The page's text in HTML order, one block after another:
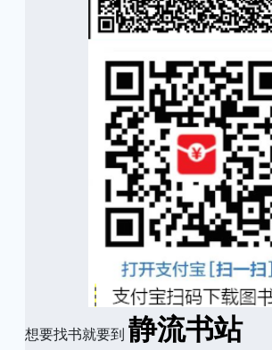
想要找书就要到 静流书站